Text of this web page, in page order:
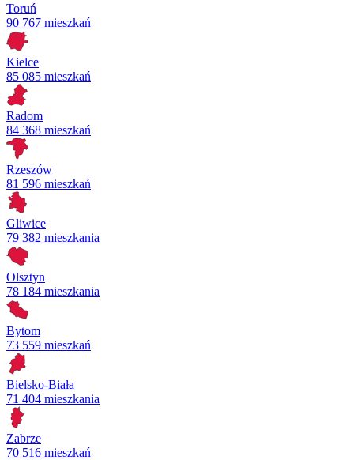
Toruń
90 767 mieszkań
Kielce
85 085 mieszkań
Radom
84 368 mieszkań
Rzeszów
81 596 mieszkań
Gliwice
79 382 mieszkania
Olsztyn
78 184 mieszkania
Bytom
73 559 mieszkań
Bielsko-Biała
71 404 mieszkania
Zabrze
70 516 mieszkań